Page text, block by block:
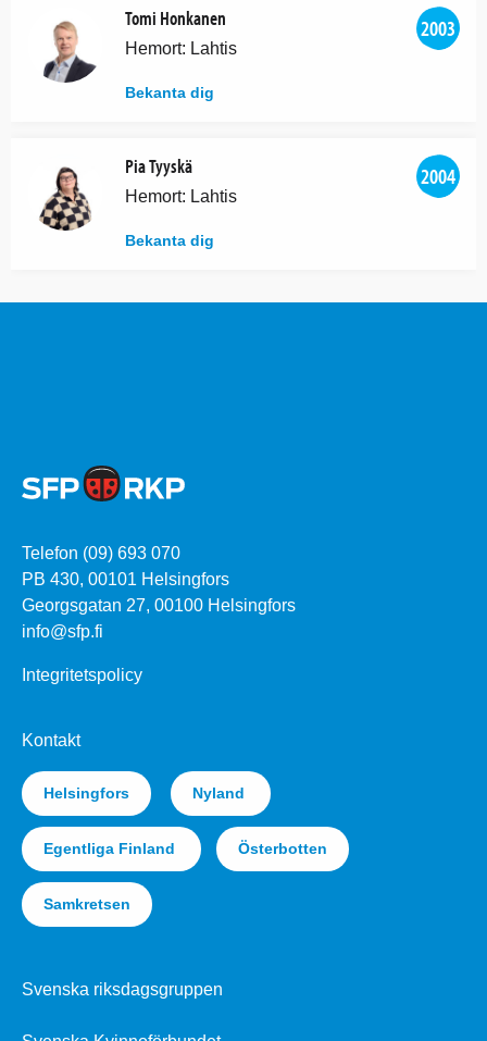
2003
Tomi Honkanen
Hemort: Lahtis
Bekanta dig
2004
Pia Tyyskä
Hemort: Lahtis
Bekanta dig
Telefon (09) 693 070
PB 430, 00101 Helsingfors
Georgsgatan 27, 00100 Helsingfors
info@sfp.fi
Integritetspolicy
Kontakt
Helsingfors Nyland
Egentliga Finland Österbotten
Samkretsen
Svenska riksdagsgruppen